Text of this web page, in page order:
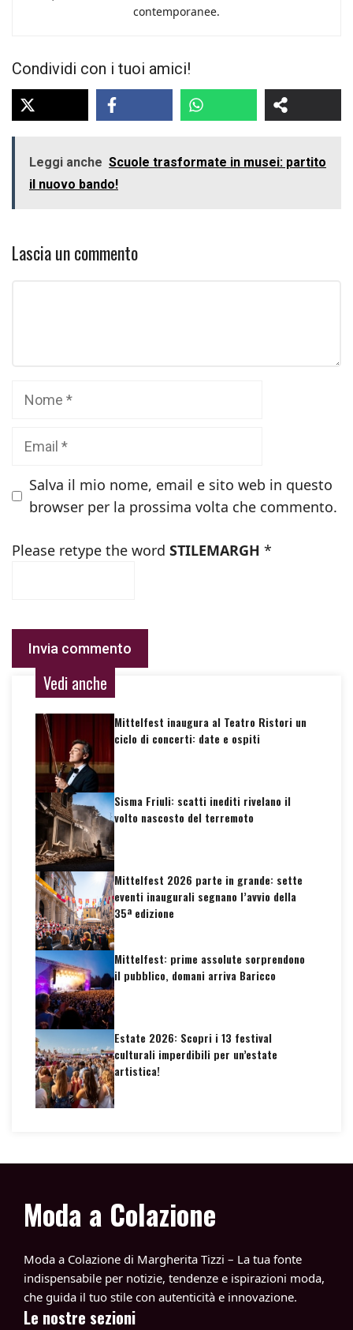
contemporanee.
Condividi con i tuoi amici!
Leggi anche Scuole trasformate in musei: partito
il nuovo bando!
Lascia un commento
Salva il mio nome, email e sito web in questo
browser per la prossima volta che commento.
Please retype the word STILEMARGH *
Vedi anche
Mittelfest inaugura al Teatro Ristori un
ciclo di concerti: date e ospiti
Sisma Friuli: scatti inediti rivelano il
volto nascosto del terremoto
Mittelfest 2026 parte in grande: sette
eventi inaugurali segnano l’avvio della
35ª edizione
Mittelfest: prime assolute sorprendono
il pubblico, domani arriva Baricco
Estate 2026: Scopri i 13 festival
culturali imperdibili per un’estate
artistica!
Moda a Colazione
Moda a Colazione di Margherita Tizzi – La tua fonte
indispensabile per notizie, tendenze e ispirazioni moda,
che guida il tuo stile con autenticità e innovazione.
Le nostre sezioni